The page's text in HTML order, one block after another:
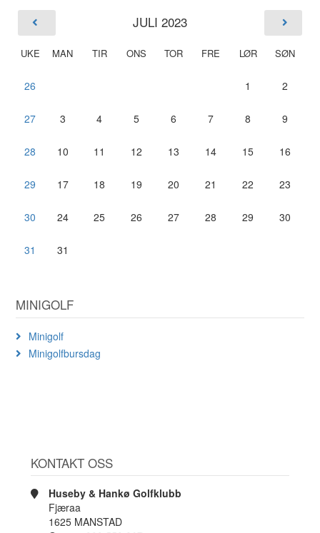
JULI 2023
UKE MAN TIR ONS TOR FRE LØR SØN
26 1 2
27 3 4 5 6 7 8 9
28 10 11 12 13 14 15 16
29 17 18 19 20 21 22 23
30 24 25 26 27 28 29 30
31 31
MINIGOLF
Minigolf
Minigolfbursdag
KONTAKT OSS
Huseby & Hankø Golfklubb
Fjæraa
1625 MANSTAD